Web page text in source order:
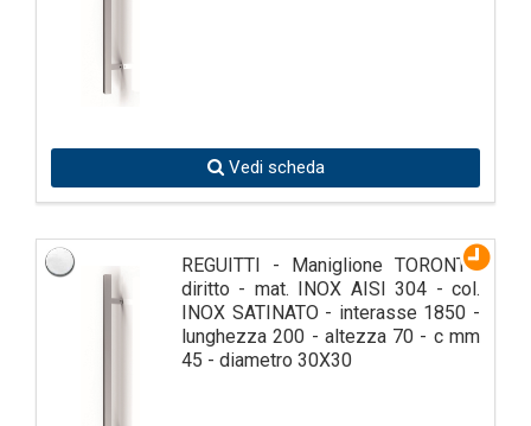
Vedi scheda
REGUITTI - Maniglione TORONTO
diritto - mat. INOX AISI 304 - col.
INOX SATINATO - interasse 1850 -
lunghezza 200 - altezza 70 - c mm
45 - diametro 30X30